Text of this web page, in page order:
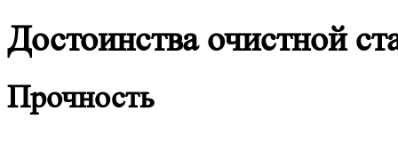
Достоинства очистной
Прочность